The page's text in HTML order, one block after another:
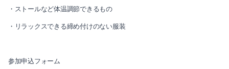
・ストールなど体温調節できるもの
・リラックスできる締め付けのない服装
参加申込フォーム